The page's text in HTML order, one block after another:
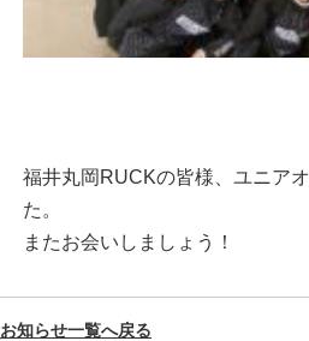
福井丸岡RUCKの皆様、ユニア
た。
またお会いしましょう！
お知らせ一覧へ戻る